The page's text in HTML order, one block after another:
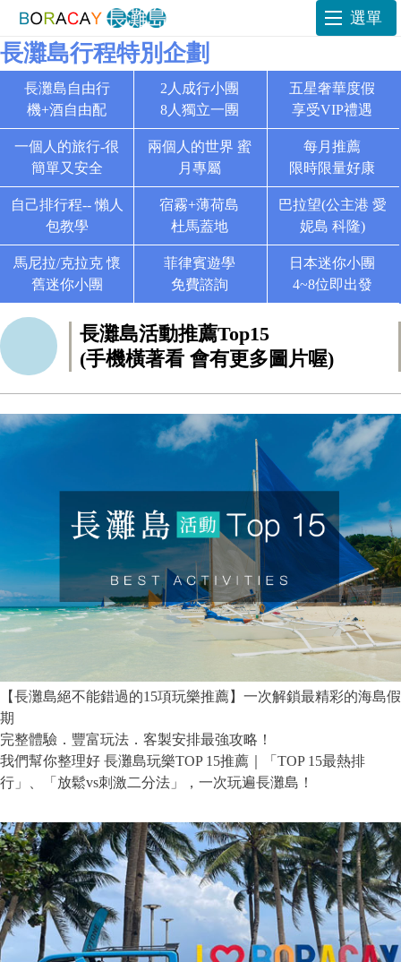
選單
長灘島行程特別企劃
長灘島自由行
機+酒自由配
2人成行小團
8人獨立一團
五星奢華度假
享受VIP禮遇
一個人的旅行-很
簡單又安全
兩個人的世界 蜜
月專屬
每月推薦
限時限量好康
自己排行程-- 懶人
包教學
宿霧+薄荷島
杜馬蓋地
巴拉望(公主港 愛
妮島 科隆)
馬尼拉/克拉克 懷
舊迷你小團
菲律賓遊學
免費諮詢
日本迷你小團
4~8位即出發
長灘島活動推薦Top15
(手機橫著看 會有更多圖片喔)
【長灘島絕不能錯過的15項玩樂推薦】一次解鎖最精彩的海島假
期
完整體驗．豐富玩法．客製安排最強攻略！
我們幫你整理好 長灘島玩樂TOP 15推薦｜「TOP 15最熱排
行」、「放鬆vs刺激二分法」，一次玩遍長灘島！